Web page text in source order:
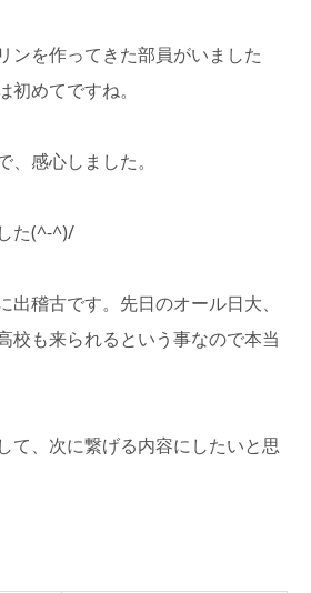
ンを作ってきた部員がいました
めてですね。
感心しました。
た(^-^)/
出稽古です。先日のオール日大、
校も来られるという事なので本当
て、次に繋げる内容にしたいと思